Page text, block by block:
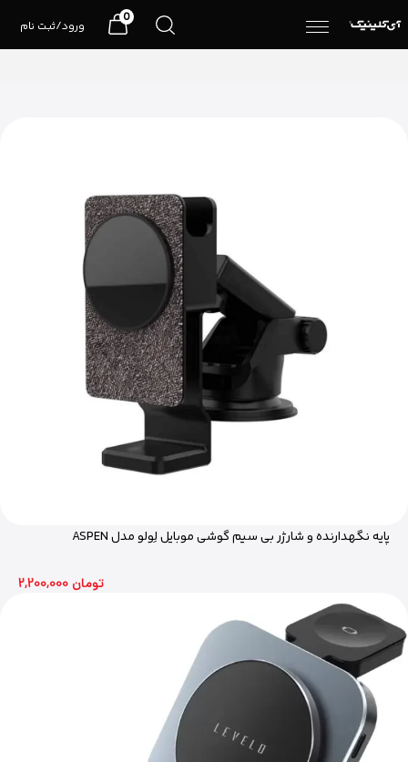
ورود/ثبت نام
0
پایه نگهدارنده و شارژر بی سیم گوشی موبایل لِولو مدل ASPEN
2,200,000 تومان